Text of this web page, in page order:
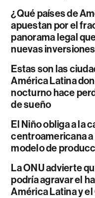
¿Qué países de
apuestan por el
panorama legal
nuevas inversiones
Estas son las
América Latina
nocturno hace
de sueño
El Niño obliga a la
centroamericana
modelo de
La ONU advierte
podría agravar el
América Latina y